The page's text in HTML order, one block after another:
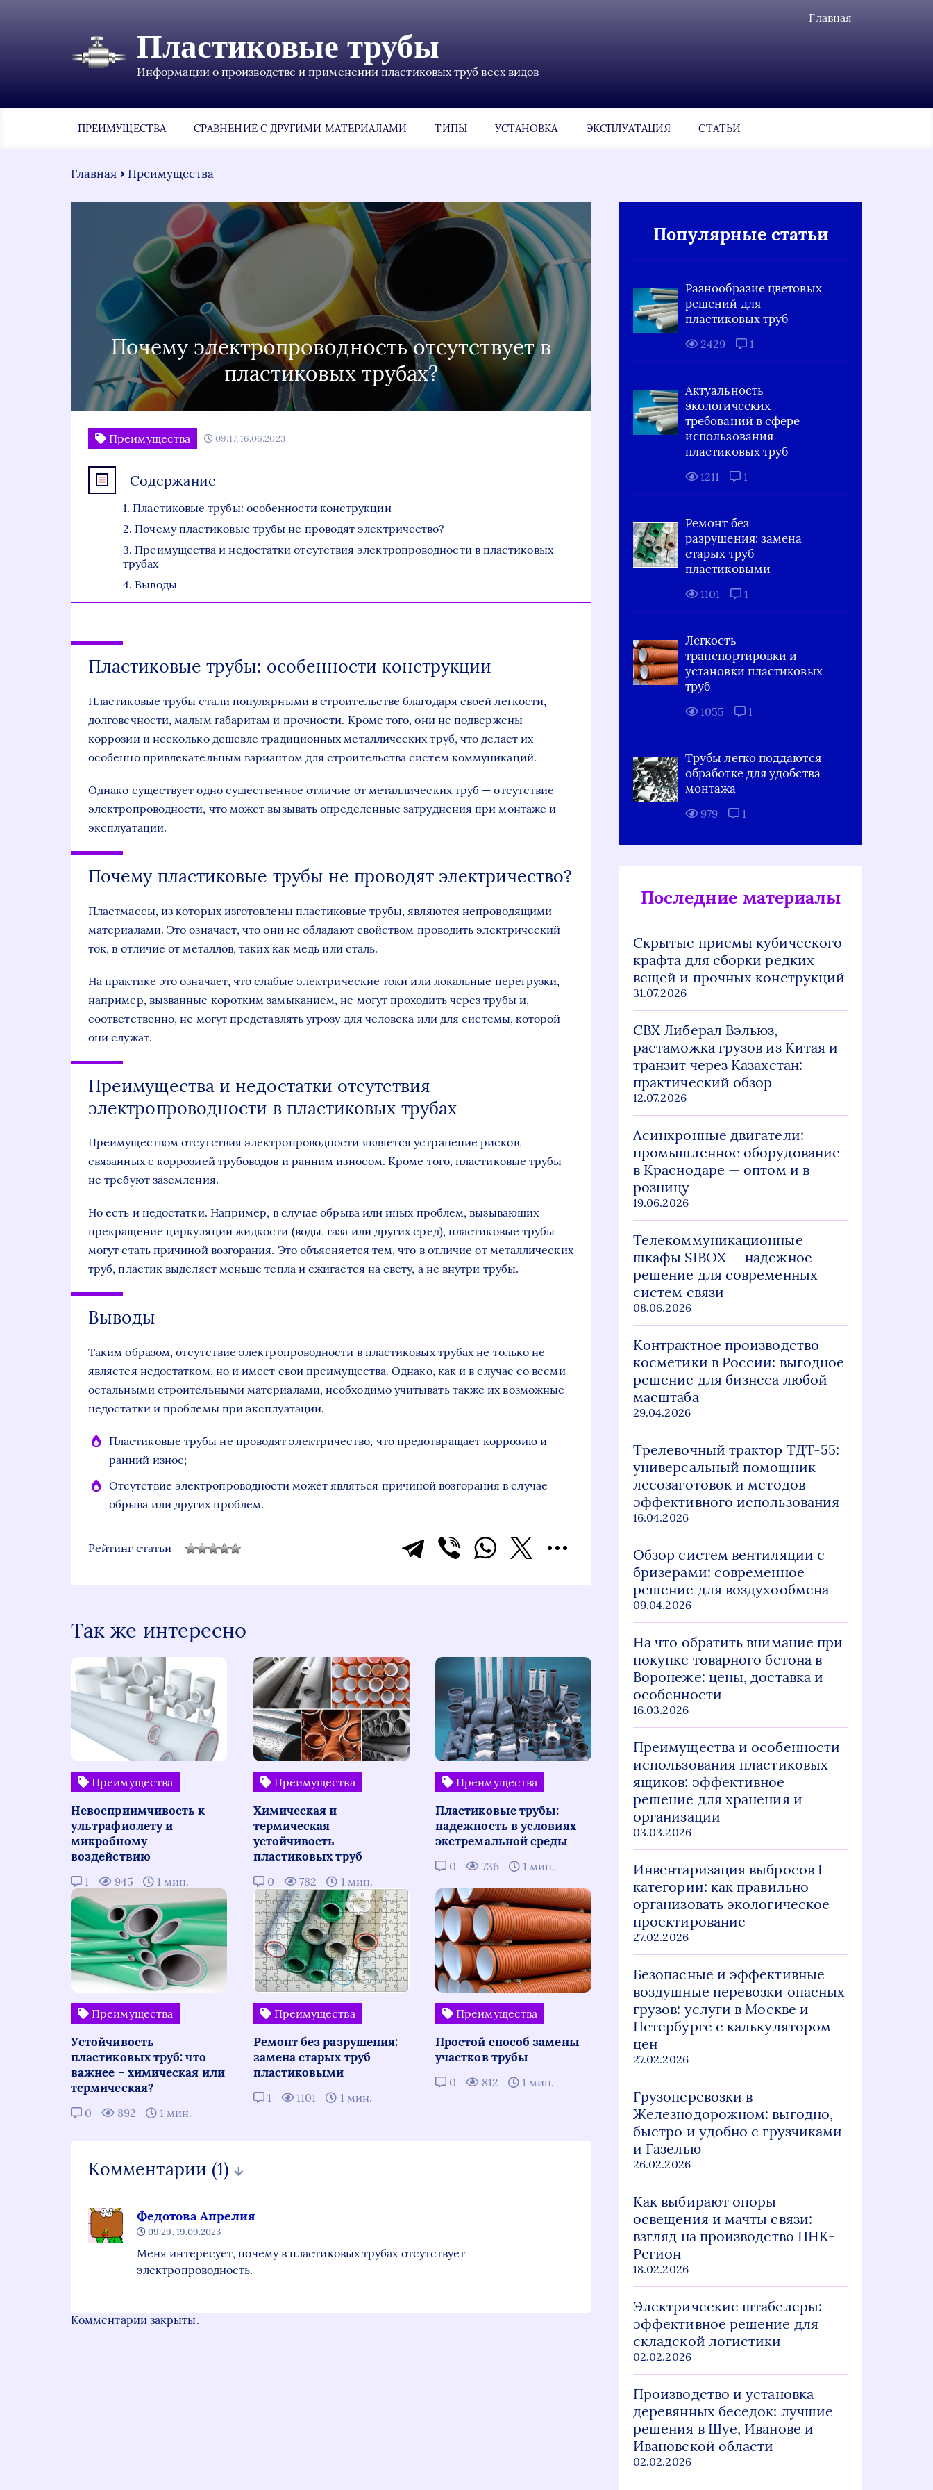
Главная
Пластиковые трубы
Информации о производстве и применении пластиковых труб всех видов
ПРЕИМУЩЕСТВА СРАВНЕНИЕ С ДРУГИМИ МАТЕРИАЛАМИ ТИПЫ УСТАНОВКА ЭКСПЛУАТАЦИЯ СТАТЬИ
Главная Преимущества
Почему электропроводность отсутствует в
пластиковых трубах?
Преимущества 09:17, 16.06.2023
Содержание
Пластиковые трубы: особенности конструкции
Почему пластиковые трубы не проводят электричество?
Преимущества и недостатки отсутствия электропроводности в пластиковых
трубах
Выводы
Пластиковые трубы: особенности конструкции
Пластиковые трубы стали популярными в строительстве благодаря своей легкости,
долговечности, малым габаритам и прочности. Кроме того, они не подвержены
коррозии и несколько дешевле традиционных металлических труб, что делает их
особенно привлекательным вариантом для строительства систем коммуникаций.
Однако существует одно существенное отличие от металлических труб — отсутствие
электропроводности, что может вызывать определенные затруднения при монтаже и
эксплуатации.
Почему пластиковые трубы не проводят электричество?
Пластмассы, из которых изготовлены пластиковые трубы, являются непроводящими
материалами. Это означает, что они не обладают свойством проводить электрический
ток, в отличие от металлов, таких как медь или сталь.
На практике это означает, что слабые электрические токи или локальные перегрузки,
например, вызванные коротким замыканием, не могут проходить через трубы и,
соответственно, не могут представлять угрозу для человека или для системы, которой
они служат.
Преимущества и недостатки отсутствия
электропроводности в пластиковых трубах
Преимуществом отсутствия электропроводности является устранение рисков,
связанных с коррозией трубоводов и ранним износом. Кроме того, пластиковые трубы
не требуют заземления.
Но есть и недостатки. Например, в случае обрыва или иных проблем, вызывающих
прекращение циркуляции жидкости (воды, газа или других сред), пластиковые трубы
могут стать причиной возгорания. Это объясняется тем, что в отличие от металлических
труб, пластик выделяет меньше тепла и сжигается на свету, а не внутри трубы.
Выводы
Таким образом, отсутствие электропроводности в пластиковых трубах не только не
является недостатком, но и имеет свои преимущества. Однако, как и в случае со всеми
остальными строительными материалами, необходимо учитывать также их возможные
недостатки и проблемы при эксплуатации.
Пластиковые трубы не проводят электричество, что предотвращает коррозию и
ранний износ;
Отсутствие электропроводности может являться причиной возгорания в случае
обрыва или других проблем.
Рейтинг статьи
Так же интересно
Преимущества
Невосприимчивость к
ультрафиолету и
микробному
воздействию
1 945 1 мин.
Преимущества
Химическая и
термическая
устойчивость
пластиковых труб
0 782 1 мин.
Преимущества
Пластиковые трубы:
надежность в условиях
экстремальной среды
0 736 1 мин.
Преимущества
Устойчивость
пластиковых труб: что
важнее – химическая или
термическая?
0 892 1 мин.
Преимущества
Ремонт без разрушения:
замена старых труб
пластиковыми
1 1101 1 мин.
Преимущества
Простой способ замены
участков трубы
0 812 1 мин.
Комментарии (1)
Федотова Апрелия
09:29, 19.09.2023
Меня интересует, почему в пластиковых трубах отсутствует
электропроводность.
Комментарии закрыты.
Популярные статьи
Разнообразие цветовых
решений для
пластиковых труб
2429 1
Актуальность
экологических
требований в сфере
использования
пластиковых труб
1211 1
Ремонт без
разрушения: замена
старых труб
пластиковыми
1101 1
Легкость
транспортировки и
установки пластиковых
труб
1055 1
Трубы легко поддаются
обработке для удобства
монтажа
979 1
Последние материалы
Скрытые приемы кубического
крафта для сборки редких
вещей и прочных конструкций
31.07.2026
СВХ Либерал Вэльюз,
растаможка грузов из Китая и
транзит через Казахстан:
практический обзор
12.07.2026
Асинхронные двигатели:
промышленное оборудование
в Краснодаре — оптом и в
розницу
19.06.2026
Телекоммуникационные
шкафы SIBOX — надежное
решение для современных
систем связи
08.06.2026
Контрактное производство
косметики в России: выгодное
решение для бизнеса любой
масштаба
29.04.2026
Трелевочный трактор ТДТ-55:
универсальный помощник
лесозаготовок и методов
эффективного использования
16.04.2026
Обзор систем вентиляции с
бризерами: современное
решение для воздухообмена
09.04.2026
На что обратить внимание при
покупке товарного бетона в
Воронеже: цены, доставка и
особенности
16.03.2026
Преимущества и особенности
использования пластиковых
ящиков: эффективное
решение для хранения и
организации
03.03.2026
Инвентаризация выбросов I
категории: как правильно
организовать экологическое
проектирование
27.02.2026
Безопасные и эффективные
воздушные перевозки опасных
грузов: услуги в Москве и
Петербурге с калькулятором
цен
27.02.2026
Грузоперевозки в
Железнодорожном: выгодно,
быстро и удобно с грузчиками
и Газелью
26.02.2026
Как выбирают опоры
освещения и мачты связи:
взгляд на производство ПНК-
Регион
18.02.2026
Электрические штабелеры:
эффективное решение для
складской логистики
02.02.2026
Производство и установка
деревянных беседок: лучшие
решения в Шуе, Иванове и
Ивановской области
02.02.2026